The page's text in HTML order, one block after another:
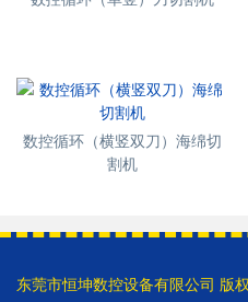
数控循环（横竖双刀）海绵切
割机
东莞市恒坤数控设备有限公司 版